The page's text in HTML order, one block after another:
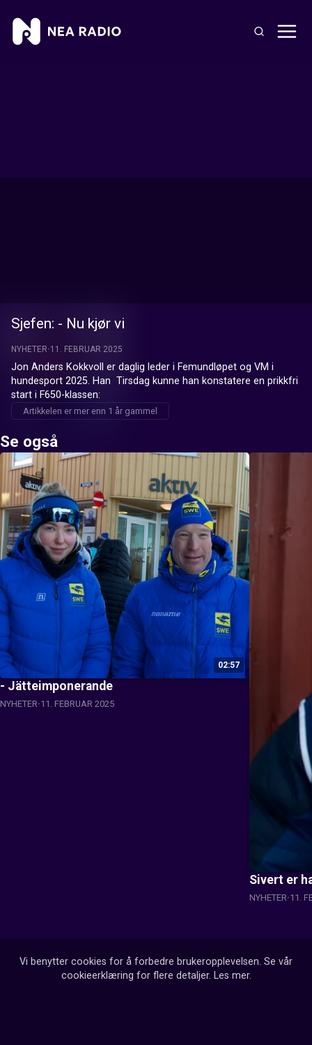
Sjefen: - Nu kjør vi
NYHETER 11. FEBRUAR 2025
Jon Anders Kokkvoll er daglig leder i Femundløpet og VM i
hundesport 2025. Han  Tirsdag kunne han konstatere en prikkfri
start i F650-klassen:
Artikkelen er mer enn 1 år gammel
Se også
02:57
- Jätteimponerande
NYHETER 11. FEBRUAR 2025
Sivert er
NYHETER 11.
Vi benytter cookies for å forbedre brukeropplevelsen. Se vår
cookieerklæring for flere detaljer. Les mer.